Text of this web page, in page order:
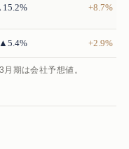
+8.7%
▲5.4% +2.9%
期は会社予想値。